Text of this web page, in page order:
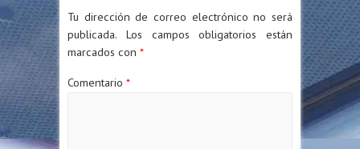
Tu dirección de correo electrónico no será
publicada.
Los campos obligatorios están
marcados con *
Comentario *